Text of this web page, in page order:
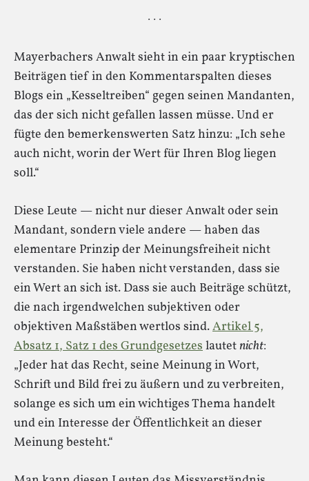
· · ·
Mayerbachers Anwalt sieht in ein paar kryptischen
Beiträgen tief in den Kommentarspalten dieses
Blogs ein „Kesseltreiben“ gegen seinen Mandanten,
das der sich nicht gefallen lassen müsse. Und er
fügte den bemerkenswerten Satz hinzu: „Ich sehe
auch nicht, worin der Wert für Ihren Blog liegen
soll.“
Diese Leute — nicht nur dieser Anwalt oder sein
Mandant, sondern viele andere — haben das
elementare Prinzip der Meinungsfreiheit nicht
verstanden. Sie haben nicht verstanden, dass sie
ein Wert an sich ist. Dass sie auch Beiträge schützt,
die nach irgendwelchen subjektiven oder
objektiven Maßstäben wertlos sind.Artikel 5,
Absatz 1, Satz 1 des Grundgesetzeslautetnicht:
„Jeder hat das Recht, seine Meinung in Wort,
Schrift und Bild frei zu äußern und zu verbreiten,
solange es sich um ein wichtiges Thema handelt
und ein Interesse der Öffentlichkeit an dieser
Meinung besteht.“